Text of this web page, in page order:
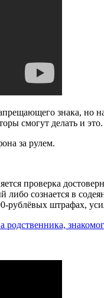
знака, но
смогут делать и это.
за рулем.
проверка
либо сознается в
рублёвых штрафах,
родственника,